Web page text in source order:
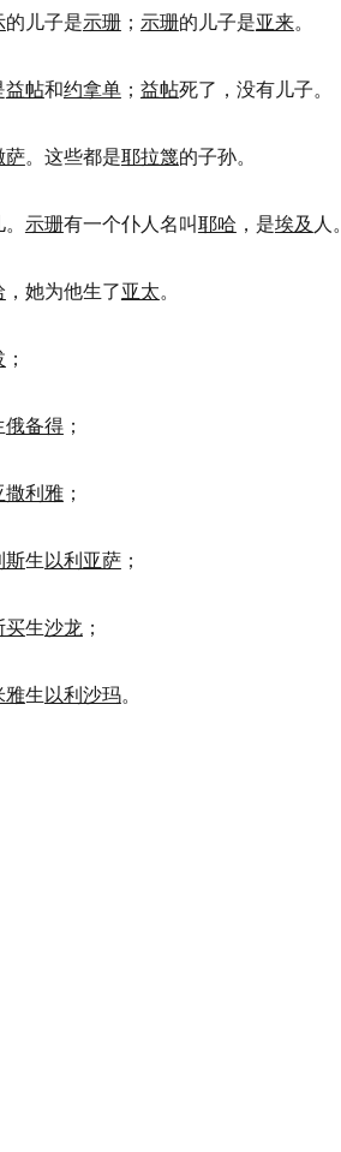
的儿子是示珊； 示珊的儿子是亚来。
益帖和约拿单； 益帖死了，没有儿子。
萨。这些都是耶拉篾的子孙。
示珊有一个仆人名叫耶哈 ，是埃及 人。
，她为他生了亚太。
；
俄备得；
撒利雅；
斯生以利亚萨；
买生沙龙 ；
雅生以利沙玛。